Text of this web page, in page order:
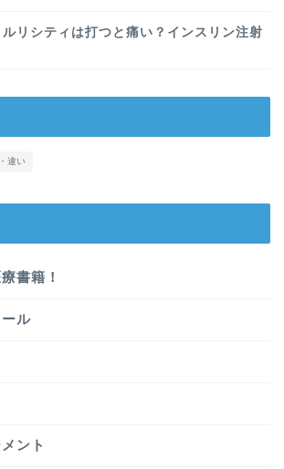
リシティは打つと痛い？インスリン注射
違い
書籍！
ル
ント